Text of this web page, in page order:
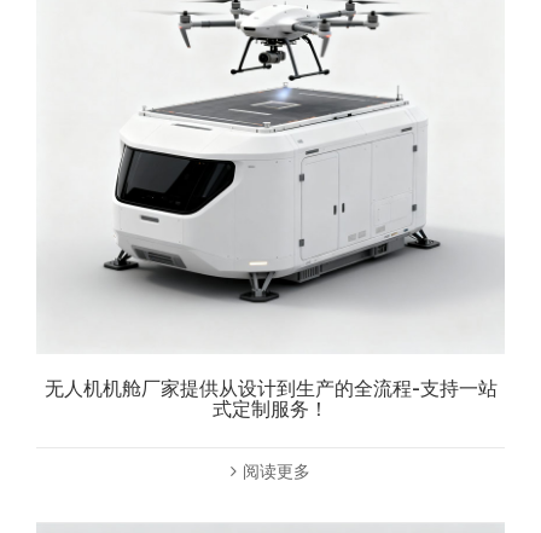
无人机机舱厂家提供从设计到生产的全流程-支持一站
式定制服务！
阅读更多